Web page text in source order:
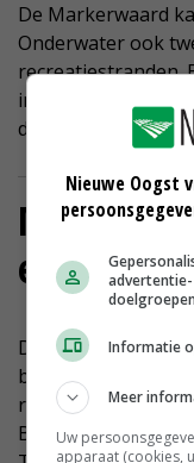
De Markerwaard
Onderwater ook
recreatiestranden.
inundatiegebied
de noodzaak was
Meer
extra
De Markerwaard is
bestaan om extra
ruimtelijke
Nieuwe Oogst
Informatie
Meer
Uw
apparaat (cookies,